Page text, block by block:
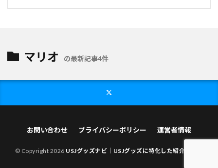
マリオ の最新記事4件
お問い合わせ プライバシーポリシー 運営者情報
© Copyright 2026 USJグッズナビ｜USJグッズに特化した紹介サイト